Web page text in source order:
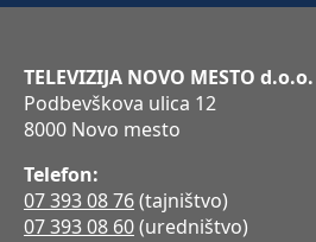
TELEVIZIJA NOVO MESTO d.o.o.
Podbevškova ulica 12
8000 Novo mesto
Telefon:
07 393 08 76(tajništvo)
07 393 08 60(uredništvo)